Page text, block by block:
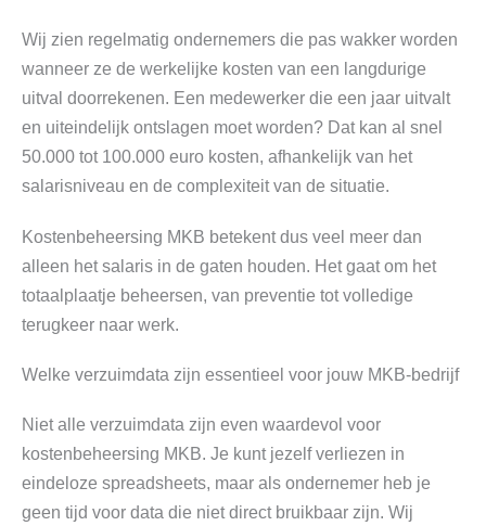
Wij zien regelmatig ondernemers die pas wakker worden
wanneer ze de werkelijke kosten van een langdurige
uitval doorrekenen. Een medewerker die een jaar uitvalt
en uiteindelijk ontslagen moet worden? Dat kan al snel
50.000 tot 100.000 euro kosten, afhankelijk van het
salarisniveau en de complexiteit van de situatie.
Kostenbeheersing MKB betekent dus veel meer dan
alleen het salaris in de gaten houden. Het gaat om het
totaalplaatje beheersen, van preventie tot volledige
terugkeer naar werk.
Welke verzuimdata zijn essentieel voor jouw MKB-bedrijf
Niet alle verzuimdata zijn even waardevol voor
kostenbeheersing MKB. Je kunt jezelf verliezen in
eindeloze spreadsheets, maar als ondernemer heb je
geen tijd voor data die niet direct bruikbaar zijn. Wij